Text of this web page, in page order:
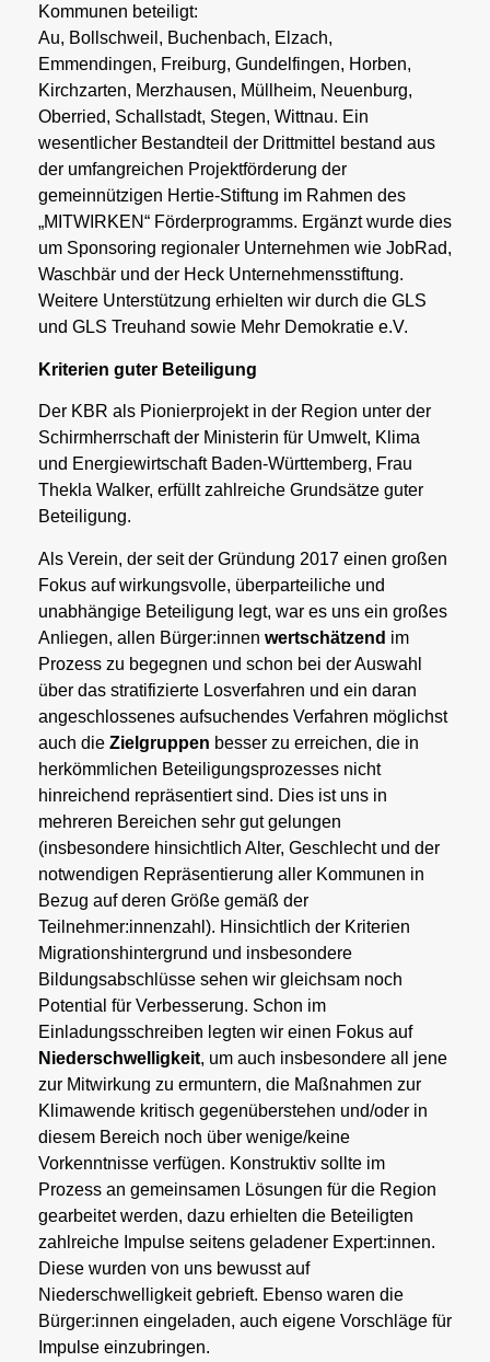
Kommunen beteiligt:
Au, Bollschweil, Buchenbach, Elzach,
Emmendingen, Freiburg, Gundelfingen, Horben,
Kirchzarten, Merzhausen, Müllheim, Neuenburg,
Oberried, Schallstadt, Stegen, Wittnau. Ein
wesentlicher Bestandteil der Drittmittel bestand aus
der umfangreichen Projektförderung der
gemeinnützigen Hertie-Stiftung im Rahmen des
„MITWIRKEN“ Förderprogramms. Ergänzt wurde dies
um Sponsoring regionaler Unternehmen wie JobRad,
Waschbär und der Heck Unternehmensstiftung.
Weitere Unterstützung erhielten wir durch die GLS
und GLS Treuhand sowie Mehr Demokratie e.V.
Kriterien guter Beteiligung
Der KBR als Pionierprojekt in der Region unter der
Schirmherrschaft der Ministerin für Umwelt, Klima
und Energiewirtschaft Baden-Württemberg, Frau
Thekla Walker, erfüllt zahlreiche Grundsätze guter
Beteiligung.
Als Verein, der seit der Gründung 2017 einen großen
Fokus auf wirkungsvolle, überparteiliche und
unabhängige Beteiligung legt, war es uns ein großes
Anliegen, allen Bürger:innen wertschätzend im
Prozess zu begegnen und schon bei der Auswahl
über das stratifizierte Losverfahren und ein daran
angeschlossenes aufsuchendes Verfahren möglichst
auch die Zielgruppen besser zu erreichen, die in
herkömmlichen Beteiligungsprozesses nicht
hinreichend repräsentiert sind. Dies ist uns in
mehreren Bereichen sehr gut gelungen
(insbesondere hinsichtlich Alter, Geschlecht und der
notwendigen Repräsentierung aller Kommunen in
Bezug auf deren Größe gemäß der
Teilnehmer:innenzahl). Hinsichtlich der Kriterien
Migrationshintergrund und insbesondere
Bildungsabschlüsse sehen wir gleichsam noch
Potential für Verbesserung. Schon im
Einladungsschreiben legten wir einen Fokus auf
Niederschwelligkeit, um auch insbesondere all jene
zur Mitwirkung zu ermuntern, die Maßnahmen zur
Klimawende kritisch gegenüberstehen und/oder in
diesem Bereich noch über wenige/keine
Vorkenntnisse verfügen. Konstruktiv sollte im
Prozess an gemeinsamen Lösungen für die Region
gearbeitet werden, dazu erhielten die Beteiligten
zahlreiche Impulse seitens geladener Expert:innen.
Diese wurden von uns bewusst auf
Niederschwelligkeit gebrieft. Ebenso waren die
Bürger:innen eingeladen, auch eigene Vorschläge für
Impulse einzubringen.